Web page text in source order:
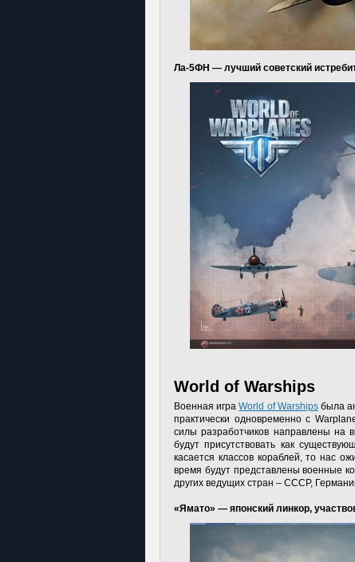
Ла-5ФН — лучший советский
World of Warships
Военная играWorld of Warshipsбыла
практически одновременно с
силы разработчиков направлены на
будут присутствовать как
касается классов кораблей, то нас
время будут представлены военные
других ведущих стран – СССР,
«Ямато» — японский линкор,